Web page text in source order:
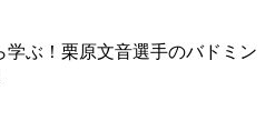
学ぶ！栗原文音選手のバドミン